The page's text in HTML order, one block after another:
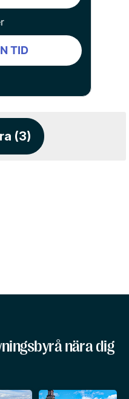
TID
(3)
nära dig